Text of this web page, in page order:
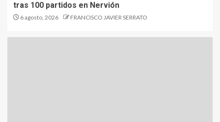
tras 100 partidos en Nervión
6 agosto, 2026 FRANCISCO JAVIER SERRATO